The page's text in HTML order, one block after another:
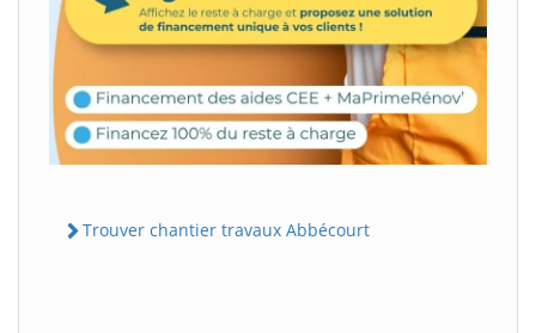
Trouver chantier travaux Abbécourt